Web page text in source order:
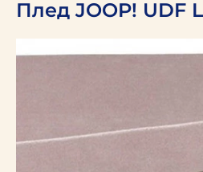
Плед JOOP! UDF